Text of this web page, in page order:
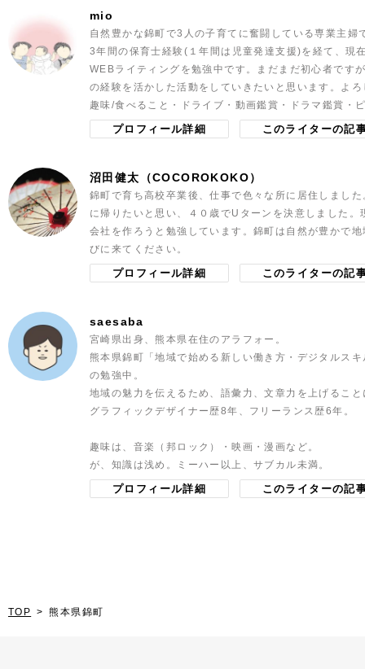
mio
自然豊かな錦町で3人の子育てに奮闘している専業主婦
3年間の保育士経験(１年間は児童発達支援)を経て、現
WEBライティングを勉強中です。まだまだ初心者です
の経験を活かした活動をしていきたいと思います。よ
趣味/食べること・ドライブ・動画鑑賞・ドラマ鑑賞・
プロフィール詳細 このライターの記
沼田健太（COCOROKOKO）
錦町で育ち高校卒業後、仕事で色々な所に居住しまし
に帰りたいと思い、４０歳でUターンを決意しました
会社を作ろうと勉強しています。錦町は自然が豊かで
びに来てください。
プロフィール詳細 このライターの記
saesaba
宮崎県出身、熊本県在住のアラフォー。
熊本県錦町「地域で始める新しい働き方・デジタルス
の勉強中。
地域の魅力を伝えるため、語彙力、文章力を上げるこ
グラフィックデザイナー歴8年、フリーランス歴6年。
趣味は、音楽（邦ロック）・映画・漫画など。
が、知識は浅め。ミーハー以上、サブカル未満。
プロフィール詳細 このライターの記
TOP 熊本県錦町